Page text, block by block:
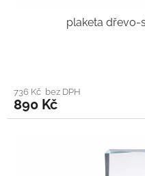
plaketa dřevo-
736 Kč bez DPH
890 Kč